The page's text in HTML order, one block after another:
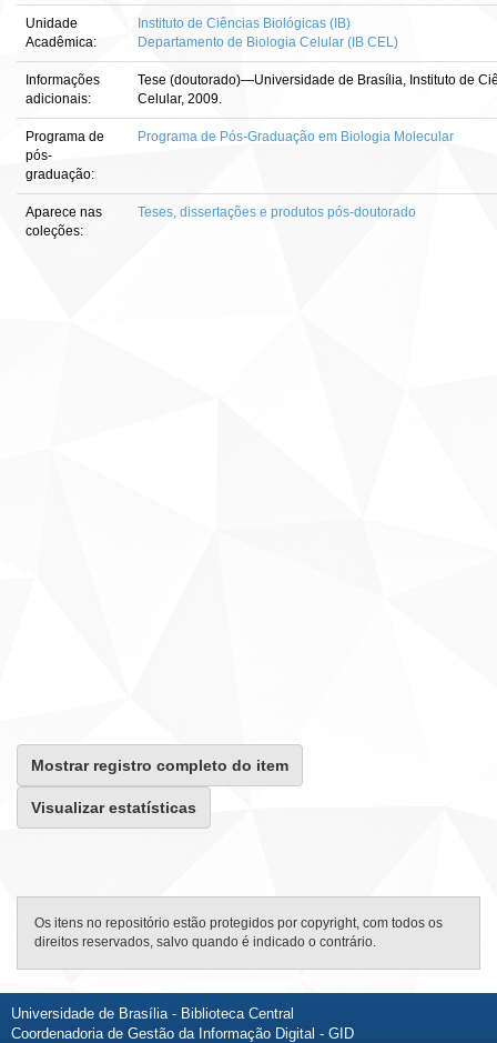
Unidade
Acadêmica:
Instituto de Ciências Biológicas (IB)
Departamento de Biologia Celular (IB CEL)
Informações
adicionais:
Tese (doutorado)—Universidade de Brasília, Instituto de
Celular, 2009.
Programa de
pós-
graduação:
Programa de Pós-Graduação em Biologia Molecular
Aparece nas
coleções:
Teses, dissertações e produtos pós-doutorado
Mostrar registro completo do item
Visualizar estatísticas
Os itens no repositório estão protegidos por copyright, com todos os
direitos reservados, salvo quando é indicado o contrário.
Universidade de Brasília - Biblioteca Central
Coordenadoria de Gestão da Informação Digital - GID